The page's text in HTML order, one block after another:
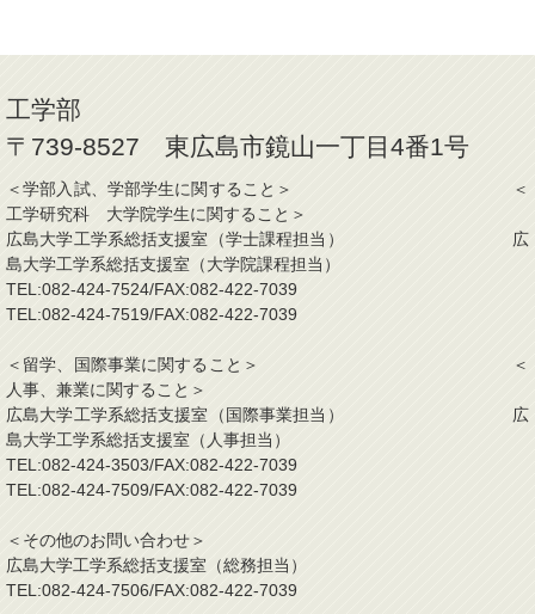
工学部
〒739-8527 東広島市鏡山一丁目4番1号
＜学部入試、学部学生に関すること＞ ＜
工学研究科 大学院学生に関すること＞
広島大学工学系総括支援室（学士課程担当） 広
島大学工学系総括支援室（大学院課程担当）
TEL:082-424-7524/FAX:082-422-7039
TEL:082-424-7519/FAX:082-422-7039
＜留学、国際事業に関すること＞ ＜
人事、兼業に関すること＞
広島大学工学系総括支援室（国際事業担当） 広
島大学工学系総括支援室（人事担当）
TEL:082-424-3503/FAX:082-422-7039
TEL:082-424-7509/FAX:082-422-7039
＜その他のお問い合わせ＞
広島大学工学系総括支援室（総務担当）
TEL:082-424-7506/FAX:082-422-7039